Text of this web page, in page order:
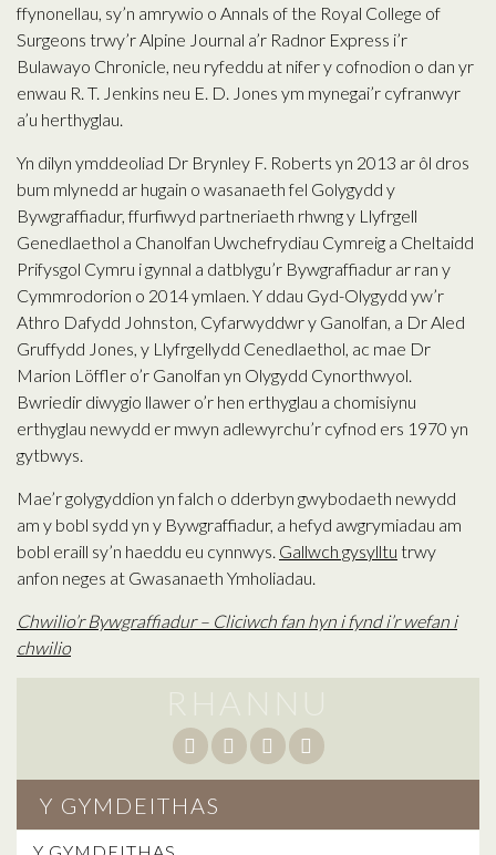
ffynonellau, sy’n amrywio o Annals of the Royal College of
Surgeons trwy’r Alpine Journal a’r Radnor Express i’r
Bulawayo Chronicle, neu ryfeddu at nifer y cofnodion o dan yr
enwau R. T. Jenkins neu E. D. Jones ym mynegai’r cyfranwyr
a’u herthyglau.
Yn dilyn ymddeoliad Dr Brynley F. Roberts yn 2013 ar ôl dros
bum mlynedd ar hugain o wasanaeth fel Golygydd y
Bywgraffiadur, ffurfiwyd partneriaeth rhwng y Llyfrgell
Genedlaethol a Chanolfan Uwchefrydiau Cymreig a Cheltaidd
Prifysgol Cymru i gynnal a datblygu’r Bywgraffiadur ar ran y
Cymmrodorion o 2014 ymlaen. Y ddau Gyd-Olygydd yw’r
Athro Dafydd Johnston, Cyfarwyddwr y Ganolfan, a Dr Aled
Gruffydd Jones, y Llyfrgellydd Cenedlaethol, ac mae Dr
Marion Löffler o’r Ganolfan yn Olygydd Cynorthwyol.
Bwriedir diwygio llawer o’r hen erthyglau a chomisiynu
erthyglau newydd er mwyn adlewyrchu’r cyfnod ers 1970 yn
gytbwys.
Mae’r golygyddion yn falch o dderbyn gwybodaeth newydd
am y bobl sydd yn y Bywgraffiadur, a hefyd awgrymiadau am
bobl eraill sy’n haeddu eu cynnwys. Gallwch gysylltu trwy
anfon neges at Gwasanaeth Ymholiadau.
Chwilio’r Bywgraffiadur – Cliciwch fan hyn i fynd i’r wefan i
chwilio
Y GYMDEITHAS